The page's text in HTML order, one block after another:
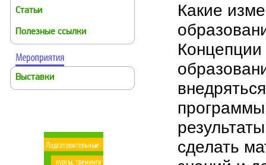
Статьи
Полезные ссылки
Выставки
Какие
Концепции
сделать